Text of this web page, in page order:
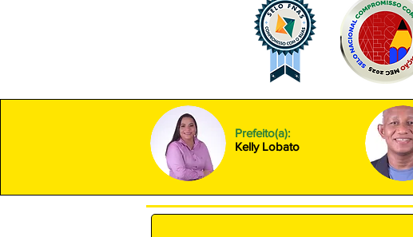
Prefeito(a):
Kelly Lobato